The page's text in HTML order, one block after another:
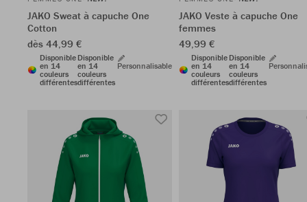
JAKO Sweat à capuche One
Cotton
dès 44,99 €
Disponible
en 14
couleurs
différentes
Disponible
en 14
couleurs
différentes
Personnalisable
JAKO Veste à capuche One
femmes
49,99 €
Disponible
en 14
couleurs
différentes
Disponible
en 14
couleurs
différentes